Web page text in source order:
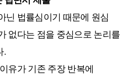
닌 법률심이기 때문에 원심
없다는 점을 중심으로 논리를
.
유가 기존 주장 반복에